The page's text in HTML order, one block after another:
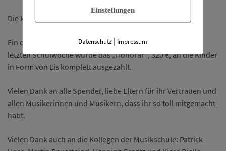
Die Musikschule bietet allen die Möglichkeit dazu.
Ein offener Geigenkoffer lud zum Spenden ein und in der
letzten Schulwoche wurde das „Honorar“, 320 €, an die Kinder
in Form von Eis komplett ausgezahlt.
Vielen Dank an alle Spender, liebe Eltern für ihr Vertrauen und
allen Musikerinnen und Musikern, dass ihr so toll mitgemacht
habt.
Vielen Dank auch an die Kollegen der Musikschule: Patrick
Einstellungen
Datenschutz | Impressum